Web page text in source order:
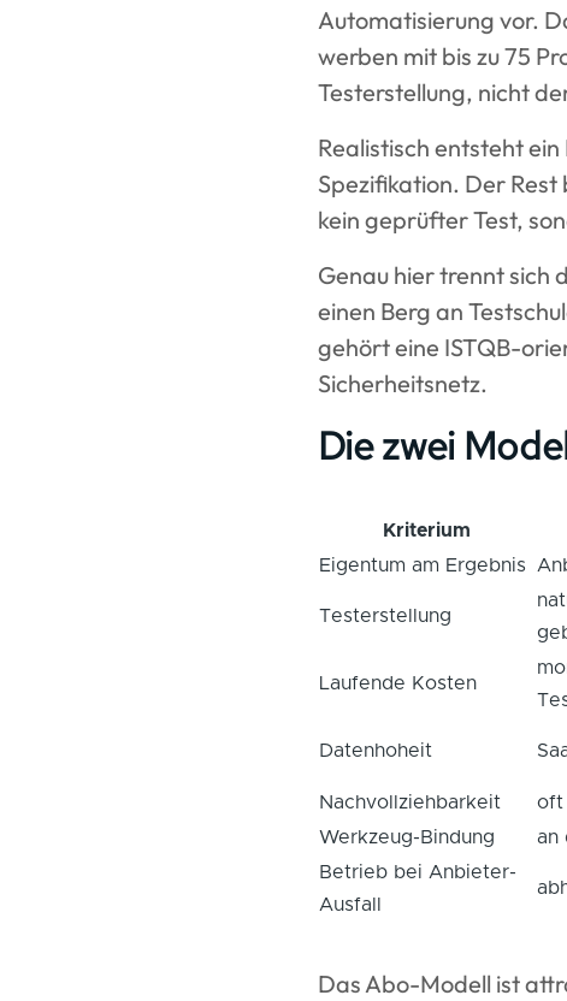
Automatisierung vor.
werben mit bis zu 75
Testerstellung, nicht
Realistisch entsteht
Spezifikation. Der
kein geprüfter Test,
Genau hier trennt sich
einen Berg an
gehört eine ISTQB-
Sicherheitsnetz.
Die zwei
Kriterium
Eigentum am Ergebnis
Testerstellung
Laufende Kosten
Datenhoheit
Nachvollziehbarkeit
oft
Werkzeug-Bindung
an
Betrieb bei Anbieter-
Ausfall
Das Abo-Modell ist